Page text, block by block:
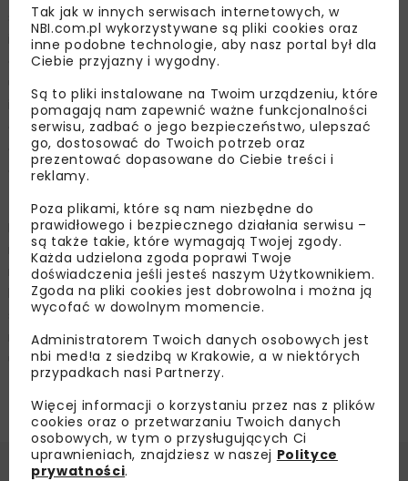
środowiska. Dla obiektów przyautostradowych
i zlokalizowanych w ciągu autostrady zbudowano
odpowiednią infrastrukturę. Przebudowano kolidujące
i nadziemnej. Inwestycja zakładała także budowę
oświetlenia drogowego oraz systemów łączności
autostradowej, zarządzania ruchem, gromadzenia
danych statystycznych o ruchu.
Podsumowanie
Budowa autostrady A1 dzięki przejęciu znacznej części
ruchu z dróg krajowych nr 1 i 14 wpłynie pozytywnie
na środowisko – poprawi się klimat akustyczny,
bezpieczeństwo zarówno pieszych, jak i ruchu
samochodowego, a zanieczyszczenie powietrza
na terenach znajdujących się w pobliżu tych dróg
ulegnie zmniejszeniu.
Tak jak w innych serwisach internetowych, w
NBI.com.pl wykorzystywane są pliki cookies oraz
inne podobne technologie, aby nasz portal był dla
Ciebie przyjazny i wygodny.
Są to pliki instalowane na Twoim urządzeniu, które
pomagają nam zapewnić ważne funkcjonalności
serwisu, zadbać o jego bezpieczeństwo, ulepszać
go, dostosować do Twoich potrzeb oraz
prezentować dopasowane do Ciebie treści i
reklamy.
Poza plikami, które są nam niezbędne do
prawidłowego i bezpiecznego działania serwisu –
są także takie, które wymagają Twojej zgody.
Każda udzielona zgoda poprawi Twoje
doświadczenia jeśli jesteś naszym Użytkownikiem.
Zgoda na pliki cookies jest dobrowolna i można ją
wycofać w dowolnym momencie.
Administratorem Twoich danych osobowych jest
nbi med!a z siedzibą w Krakowie, a w niektórych
przypadkach nasi Partnerzy.
Więcej informacji o korzystaniu przez nas z plików
cookies oraz o przetwarzaniu Twoich danych
osobowych, w tym o przysługujących Ci
uprawnieniach, znajdziesz w naszej Polityce
prywatności.